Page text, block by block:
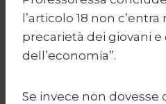
l’articolo 18 non
precarietà dei giovani e
dell’economia”.
Se invece non dovesse